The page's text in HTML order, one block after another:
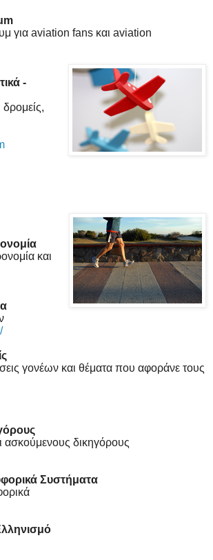
για aviation fans και aviation
-
και
γονέων και θέματα που αφοράνε τους
ασκούμενους δικηγόρους
Συστήματα